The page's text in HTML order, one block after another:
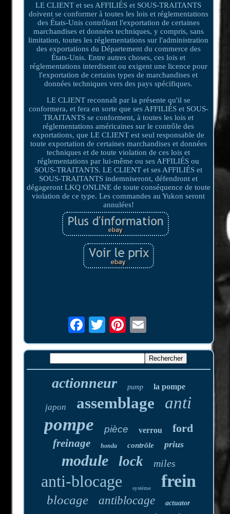
LE CLIENT et ses AFFILIÉS et SOUS-TRAITANTS
doivent se conformer à toutes les lois et réglementations
des États-Unis contrôlant l'exportation de certaines
marchandises et données techniques, y compris, sans
limitation, toutes les réglementations sur l'administration
des exportations du Département du commerce des
États-Unis. Entre autres choses, ces lois et
réglementations interdisent ou exigent une licence pour
l'exportation de certains types de marchandises et
données techniques vers des pays spécifiques.
LE CLIENT reconnaît par la présente qu'il se
conformera, et fera en sorte que ses AFFILIÉS et SOUS-
TRAITANTS se conforment, à toutes les lois et
réglementations américaines sur le contrôle des
exportations, que LE CLIENT est seul responsable de
toute exportation de certaines marchandises et données
techniques et de toute violation de ces lois et
réglementations par lui-même ou ses AFFILIÉS ou
SOUS-TRAITANTS. LE CLIENT et ses AFFILIÉS et
SOUS-TRAITANTS indemniseront, défendront et
dégageront LKQ ONLINE de toute conséquence de toute
violation de ce type. Les commandes au Yukon seront
annulées!
actionneur pump la pompe
japon assemblage anti
pompe pièce verrou ford
freinage honda contrôle prius
module lock miles
anti-blocage système frein
blocage antiblocage actuator